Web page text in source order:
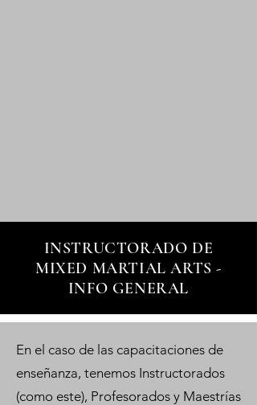
INSTRUCTORADO DE
MIXED MARTIAL ARTS -
INFO GENERAL
En el caso de las capacitaciones de
enseñanza, tenemos Instructorados
(como este), Profesorados y Maestrías